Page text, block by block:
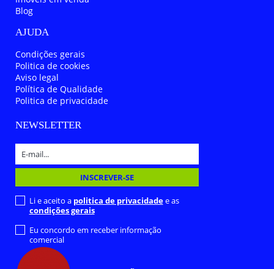
Blog
AJUDA
Condições gerais
Politica de cookies
Aviso legal
Política de Qualidade
Politica de privacidade
NEWSLETTER
Li e aceito a politica de privacidadee as
condições gerais
Eu concordo em receber informação
comercial